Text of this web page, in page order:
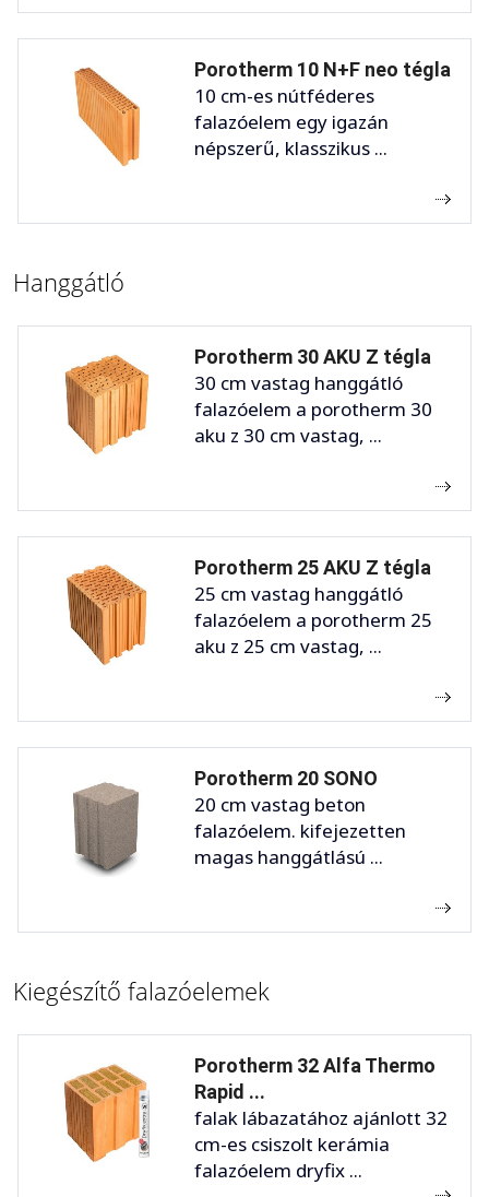
Porotherm 10 N+F neo tégla
10 cm-es nútféderes
falazóelem egy igazán
népszerű, klasszikus ...
Hanggátló
Porotherm 30 AKU Z tégla
30 cm vastag hanggátló
falazóelem a porotherm 30
aku z 30 cm vastag, ...
Porotherm 25 AKU Z tégla
25 cm vastag hanggátló
falazóelem a porotherm 25
aku z 25 cm vastag, ...
Porotherm 20 SONO
20 cm vastag beton
falazóelem. kifejezetten
magas hanggátlású ...
Kiegészítő falazóelemek
Porotherm 32 Alfa Thermo
Rapid ...
falak lábazatához ajánlott 32
cm-es csiszolt kerámia
falazóelem dryfix ...